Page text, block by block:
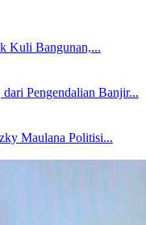
Kuli Bangunan,...
Pengendalian Banjir...
Maulana Politisi...